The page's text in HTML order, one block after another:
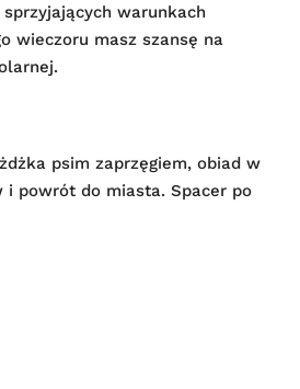
warunkach
wieczoru masz szansę na
psim zaprzęgiem, obiad w
i powrót do miasta. Spacer po